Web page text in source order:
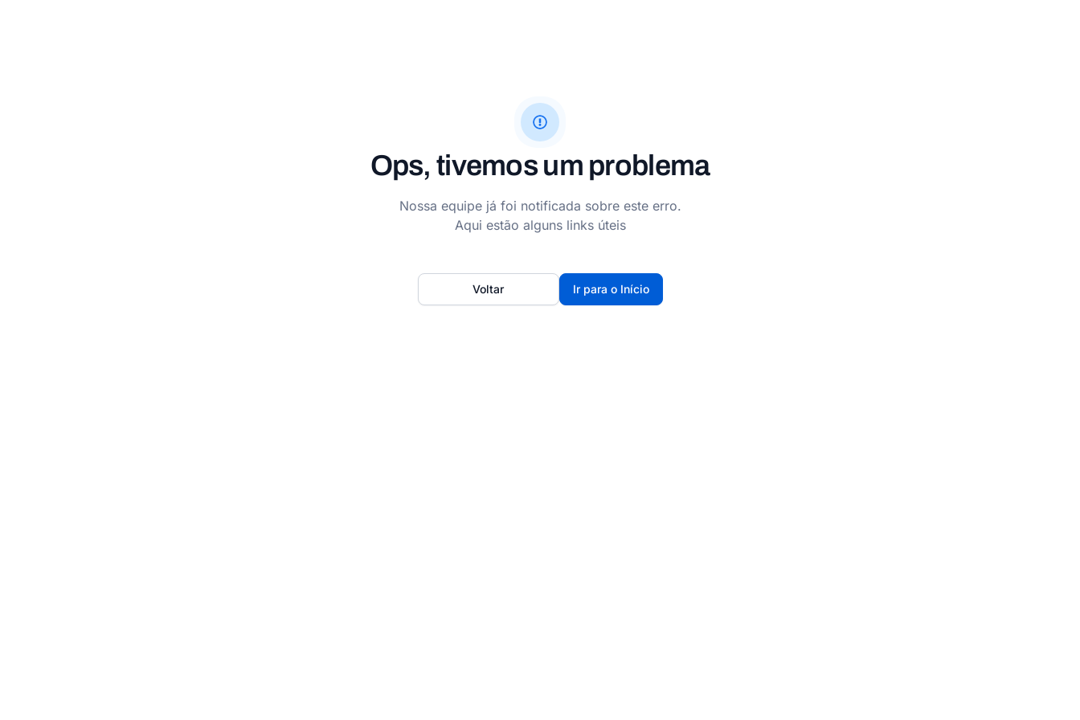
Ops, tivemos um problema
Nossa equipe já foi notificada sobre este erro.
Aqui estão alguns links úteis
Ir para o Início
Voltar